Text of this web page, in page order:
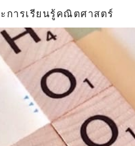
การเรียนรู้คณิตศาสตร์